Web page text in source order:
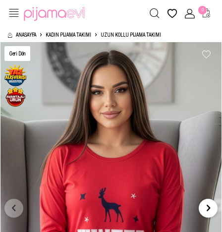
0
ANASAYFA KADIN PIJAMA TAKIMI UZUN KOLLU PIJAMA TAKIMI
Geri Dön